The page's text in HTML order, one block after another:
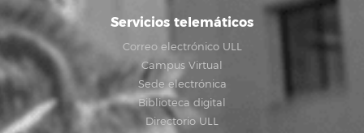
Servicios telemáticos
Correo electrónico ULL
Campus Virtual
Sede electrónica
Biblioteca digital
Directorio ULL